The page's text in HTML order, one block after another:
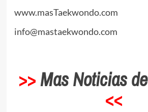
www.masTaekwondo.com
info@mastaekwondo.com
>>Mas Noticias
<<